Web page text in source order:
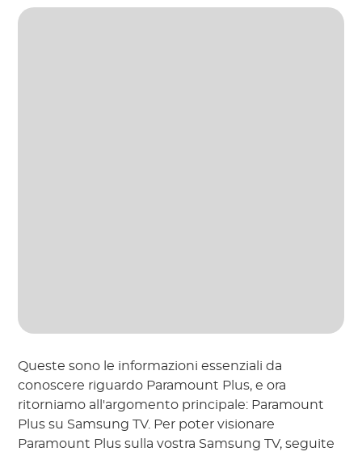
Queste sono le informazioni essenziali da
conoscere riguardo Paramount Plus, e ora
ritorniamo all'argomento principale: Paramount
Plus su Samsung TV. Per poter visionare
Paramount Plus sulla vostra Samsung TV, seguite